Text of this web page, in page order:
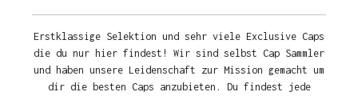
Erstklassige Selektion und sehr viele Exclusive Caps
die du nur hier findest! Wir sind selbst Cap Sammler
und haben unsere Leidenschaft zur Mission gemacht um
dir die besten Caps anzubieten. Du findest jede